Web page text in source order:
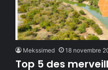
Mekssimed 18 novembre
Top 5 des